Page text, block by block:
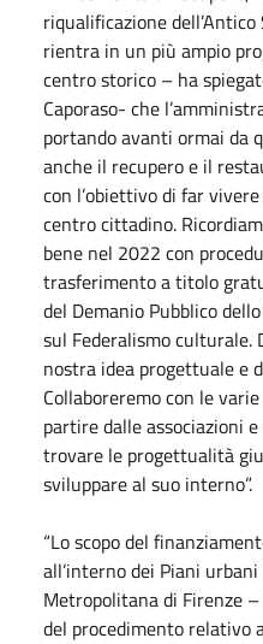
riqualificazione
rientra in un più ampio
centro storico – ha
Caporaso- che
portando avanti ormai da
anche il recupero e il
con l’obiettivo di far
centro cittadino.
bene nel 2022 con
trasferimento a titolo
del Demanio Pubblico
sul Federalismo
nostra idea progettuale e
Collaboreremo con le
partire dalle associazioni
trovare le progettualità
sviluppare al suo interno”.
“Lo scopo del
all’interno dei Piani
Metropolitana di Firenze
del procedimento relativo